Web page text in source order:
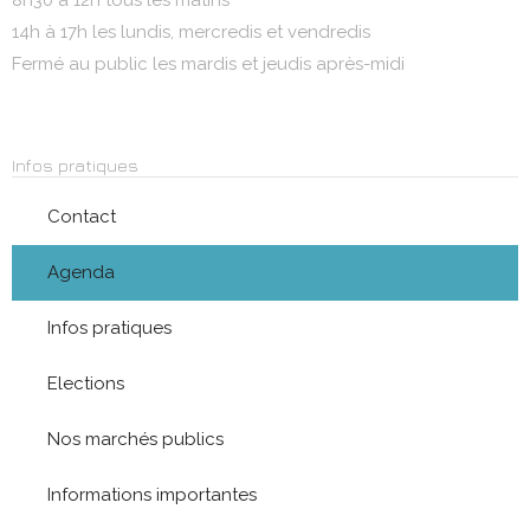
14h à 17h les lundis, mercredis et vendredis
Fermé au public les mardis et jeudis après-midi
Infos pratiques
Contact
Agenda
Infos pratiques
Elections
Nos marchés publics
Informations importantes